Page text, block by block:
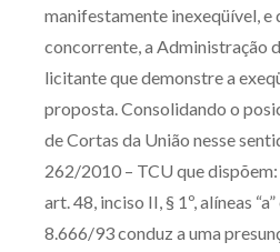
manifestamente inexeqüível, e
concorrente, a Administração
licitante que demonstre a
proposta. Consolidando o
de Cortas da União nesse
262/2010 – TCU que
art. 48, inciso II, § 1º, alíneas “a”
8.666/93 conduz a uma